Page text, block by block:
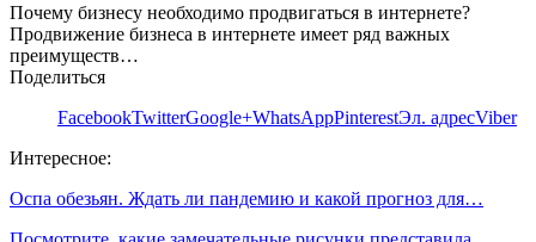
Почему бизнесу необходимо продвигаться в интернете?
Продвижение бизнеса в интернете имеет ряд важных
преимуществ…
Поделиться
FacebookTwitterGoogle+WhatsAppPinterestЭл. адресViber
Интересное:
Оспа обезьян. Ждать ли пандемию и какой прогноз для…